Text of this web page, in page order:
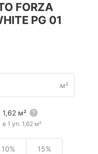
FORZA
PG 01
м²
1,62 м²
в 1 уп. 1,62 м²
10% 15%